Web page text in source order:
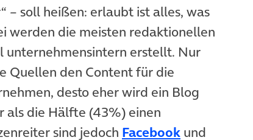
– soll heißen: erlaubt ist alles, was
werden die meisten redaktionellen
unternehmensintern erstellt. Nur
Quellen den Content für die
desto eher wird ein Blog
als die Hälfte (43%) einen
sind jedoch Facebook(öffnet in
und